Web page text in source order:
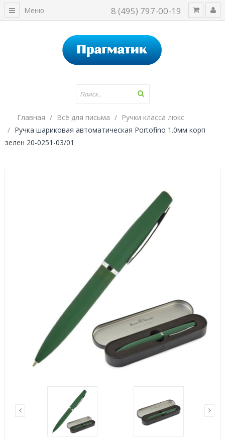
8 (495) 797-00-19
Меню
Главная Всё для письма
Ручки класса люкс
Ручка шариковая автоматическая Portofino 1.0мм корп
зелен 20-0251-03/01